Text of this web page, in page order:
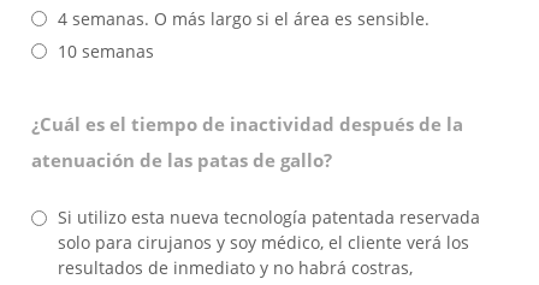
4 semanas. O más largo si el área es sensible.
10 semanas
¿Cuál es el tiempo de inactividad después de la
atenuación de las patas de gallo?
Si utilizo esta nueva tecnología patentada reservada
solo para cirujanos y soy médico, el cliente verá los
resultados de inmediato y no habrá costras,